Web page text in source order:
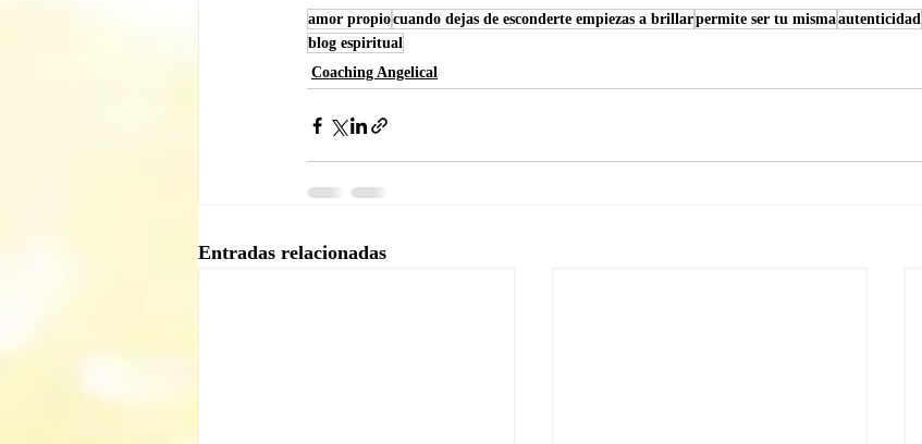
amor propiocuando dejas de esconderte empiezas a brillarpermite ser tu mismaautenticidad
blog espiritual
Coaching Angelical
Entradas relacionadas